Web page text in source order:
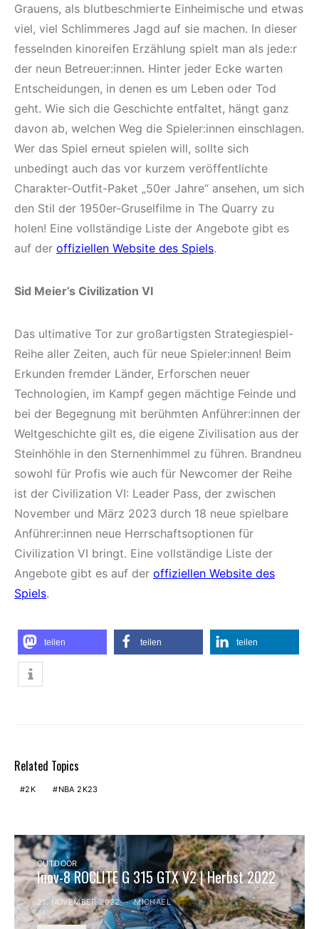
Grauens, als blutbeschmierte Einheimische und etwas
viel, viel Schlimmeres Jagd auf sie machen. In dieser
fesselnden kinoreifen Erzählung spielt man als jede:r
der neun Betreuer:innen. Hinter jeder Ecke warten
Entscheidungen, in denen es um Leben oder Tod
geht. Wie sich die Geschichte entfaltet, hängt ganz
davon ab, welchen Weg die Spieler:innen einschlagen.
Wer das Spiel erneut spielen will, sollte sich
unbedingt auch das vor kurzem veröffentlichte
Charakter-Outfit-Paket „50er Jahre“ ansehen, um sich
den Stil der 1950er-Gruselfilme in The Quarry zu
holen! Eine vollständige Liste der Angebote gibt es
auf der offiziellen Website des Spiels.
Sid Meier’s Civilization VI
Das ultimative Tor zur großartigsten Strategiespiel-
Reihe aller Zeiten, auch für neue Spieler:innen! Beim
Erkunden fremder Länder, Erforschen neuer
Technologien, im Kampf gegen mächtige Feinde und
bei der Begegnung mit berühmten Anführer:innen der
Weltgeschichte gilt es, die eigene Zivilisation aus der
Steinhöhle in den Sternenhimmel zu führen. Brandneu
sowohl für Profis wie auch für Newcomer der Reihe
ist der Civilization VI: Leader Pass, der zwischen
November und März 2023 durch 18 neue spielbare
Anführer:innen neue Herrschaftsoptionen für
Civilization VI bringt. Eine vollständige Liste der
Angebote gibt es auf der offiziellen Website des
Spiels.
teilen teilen teilen
Related Topics
2K NBA 2K23
OUTDOOR
Inov-8 ROCLITE G 315 GTX V2 | Herbst 2022
21. NOVEMBER 2022 MICHAEL